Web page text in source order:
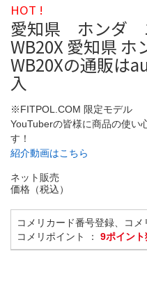
HOT !
愛知県 ホンダ
WB20X 愛知県 ホ
WB20Xの通販は
入
※FITPOL.COM 限定モデル
YouTuberの皆様に商品の使い
す！
紹介動画はこちら
ネット販売
価格（税込）
コメリカード番号登録、コ
コメリポイント ： 9ポイント